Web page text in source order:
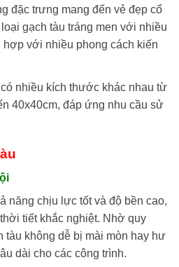
đặc trưng mang đến vẻ đẹp cổ
gạch tàu tráng men với nhiều
hợp với nhiều phong cách kiến
nhiều kích thước khác nhau từ
40x40cm, đáp ứng nhu cầu sử
năng chịu lực tốt và độ bền cao,
tiết khắc nghiệt. Nhờ quy
tàu không dễ bị mài mòn hay hư
dài cho các công trình.